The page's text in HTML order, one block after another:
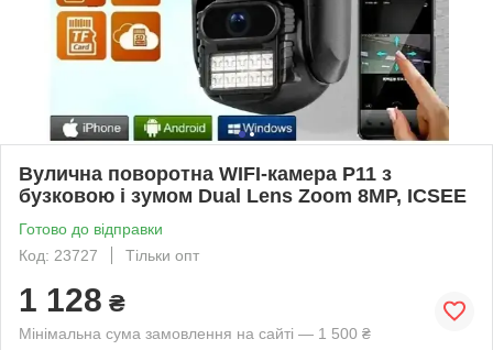
Вулична поворотна WIFI-камера P11 з
бузковою і зумом Dual Lens Zoom 8MP, ICSEE
Готово до відправки
Код: 23727
Тільки опт
1 128 ₴
Мінімальна сума замовлення на сайті — 1 500 ₴